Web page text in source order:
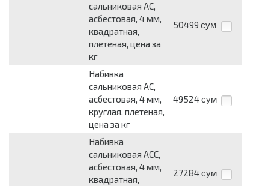
сальниковая АС,
асбестовая, 4 мм,
квадратная,
плетеная, цена за
кг
50499 сум
Набивка
сальниковая АС,
асбестовая, 4 мм,
круглая, плетеная,
цена за кг
49524 сум
Набивка
сальниковая АСС,
асбестовая, 4 мм,
квадратная,
27284 сум